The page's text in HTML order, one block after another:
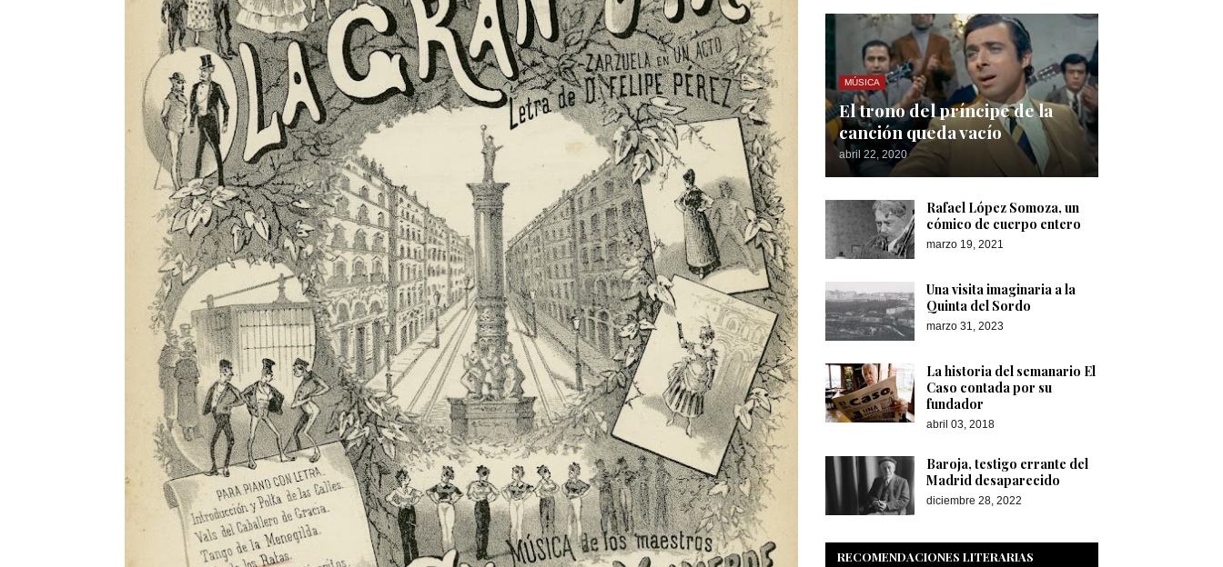
MÚSICA
El trono del príncipe de la
canción queda vacío
abril 22, 2020
Rafael López Somoza, un
cómico de cuerpo entero
marzo 19, 2021
Una visita imaginaria a la
Quinta del Sordo
marzo 31, 2023
La historia del semanario El
Caso contada por su
fundador
abril 03, 2018
Baroja, testigo errante del
Madrid desaparecido
diciembre 28, 2022
RECOMENDACIONES LITERARIAS